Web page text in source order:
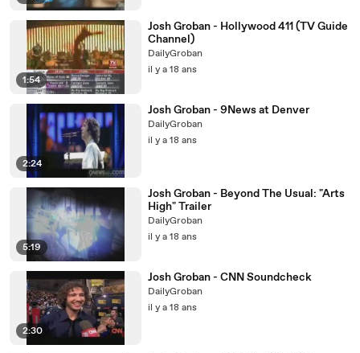
1:54
Josh Groban - Hollywood 411 (TV Guide
Channel)
DailyGroban
il y a 18 ans
2:24
Josh Groban - 9News at Denver
DailyGroban
il y a 18 ans
5:19
Josh Groban - Beyond The Usual: "Arts
High" Trailer
DailyGroban
il y a 18 ans
2:30
Josh Groban - CNN Soundcheck
DailyGroban
il y a 18 ans